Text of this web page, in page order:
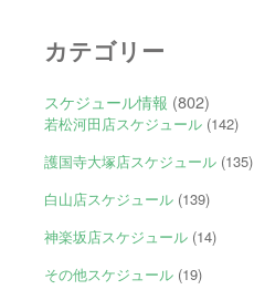
カテゴリー
スケジュール情報 (802)
若松河田店スケジュール(142)
護国寺大塚店スケジュール(135)
白山店スケジュール(139)
神楽坂店スケジュール(14)
その他スケジュール(19)